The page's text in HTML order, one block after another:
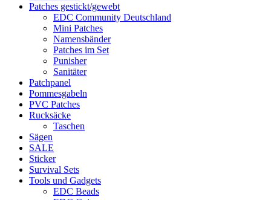
Patches gestickt/gewebt
EDC Community Deutschland
Mini Patches
Namensbänder
Patches im Set
Punisher
Sanitäter
Patchpanel
Pommesgabeln
PVC Patches
Rucksäcke
Taschen
Sägen
SALE
Sticker
Survival Sets
Tools und Gadgets
EDC Beads